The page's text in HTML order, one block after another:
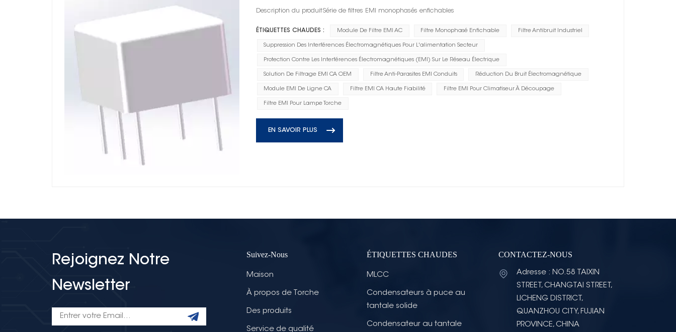
Description du produitSérie de filtres EMI monophasés enfichables
ÉTIQUETTES CHAUDES : Module De Filtre EMI AC Filtre Monophasé Enfichable Filtre Antibruit Industriel
Suppression Des Interférences Électromagnétiques Pour L'alimentation Secteur
Protection Contre Les Interférences Électromagnétiques (EMI) Sur Le Réseau Électrique
Solution De Filtrage EMI CA OEM Filtre Anti-Parasites EMI Conduits Réduction Du Bruit Électromagnétique
Module EMI De Ligne CA Filtre EMI CA Haute Fiabilité Filtre EMI Pour Climatiseur À Découpage
Filtre EMI Pour Lampe Torche
EN SAVOIR PLUS
Rejoignez Notre
Newsletter
Suivez-Nous
Maison
À propos de Torche
Des produits
Service de qualité
ÉTIQUETTES CHAUDES
MLCC
Condensateurs à puce au
tantale solide
Condensateur au tantale
CONTACTEZ-NOUS
Adresse : NO.58 TAIXIN
STREET, CHANGTAI STREET,
LICHENG DISTRICT,
QUANZHOU CITY, FUJIAN
PROVINCE, CHINA